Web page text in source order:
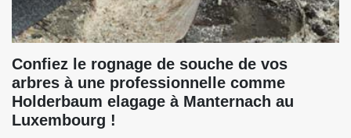
Confiez le rognage de souche de vos
arbres à une professionnelle comme
Holderbaum elagage à Manternach au
Luxembourg !